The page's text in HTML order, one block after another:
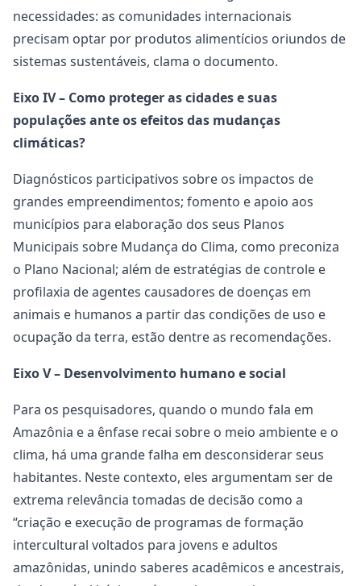
necessidades: as comunidades internacionais
precisam optar por produtos alimentícios oriundos de
sistemas sustentáveis, clama o documento.
Eixo IV – Como proteger as cidades e suas
populações ante os efeitos das mudanças
climáticas?
Diagnósticos participativos sobre os impactos de
grandes empreendimentos; fomento e apoio aos
municípios para elaboração dos seus Planos
Municipais sobre Mudança do Clima, como preconiza
o Plano Nacional; além de estratégias de controle e
profilaxia de agentes causadores de doenças em
animais e humanos a partir das condições de uso e
ocupação da terra, estão dentre as recomendações.
Eixo V – Desenvolvimento humano e social
Para os pesquisadores, quando o mundo fala em
Amazônia e a ênfase recai sobre o meio ambiente e o
clima, há uma grande falha em desconsiderar seus
habitantes. Neste contexto, eles argumentam ser de
extrema relevância tomadas de decisão como a
“criação e execução de programas de formação
intercultural voltados para jovens e adultos
amazônidas, unindo saberes acadêmicos e ancestrais,